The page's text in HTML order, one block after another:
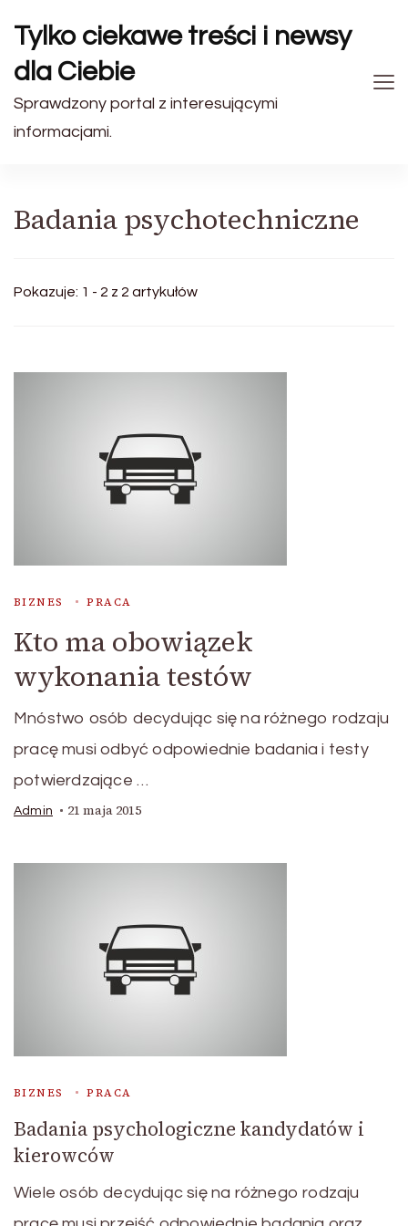
Tylko ciekawe treści i newsy
dla Ciebie
Sprawdzony portal z interesującymi
informacjami.
Badania psychotechniczne
Pokazuje: 1 - 2 z 2 artykułów
BIZNES PRACA
Kto ma obowiązek
wykonania testów
Mnóstwo osób decydując się na różnego rodzaju
pracę musi odbyć odpowiednie badania i testy
potwierdzające …
Admin 21 maja 2015
BIZNES PRACA
Badania psychologiczne kandydatów i
kierowców
Wiele osób decydując się na różnego rodzaju